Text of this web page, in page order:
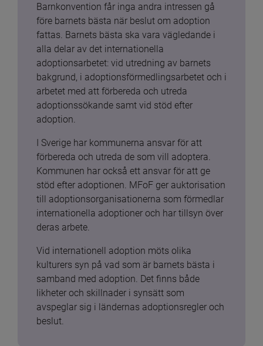
Barnkonvention får inga andra intressen gå
före barnets bästa när beslut om adoption
fattas. Barnets bästa ska vara vägledande i
alla delar av det internationella
adoptionsarbetet: vid utredning av barnets
bakgrund, i adoptionsförmedlingsarbetet och i
arbetet med att förbereda och utreda
adoptionssökande samt vid stöd efter
adoption.
I Sverige har kommunerna ansvar för att
förbereda och utreda de som vill adoptera.
Kommunen har också ett ansvar för att ge
stöd efter adoptionen. MFoF ger auktorisation
till adoptionsorganisationerna som förmedlar
internationella adoptioner och har tillsyn över
deras arbete.
Vid internationell adoption möts olika
kulturers syn på vad som är barnets bästa i
samband med adoption. Det finns både
likheter och skillnader i synsätt som
avspeglar sig i ländernas adoptionsregler och
beslut.